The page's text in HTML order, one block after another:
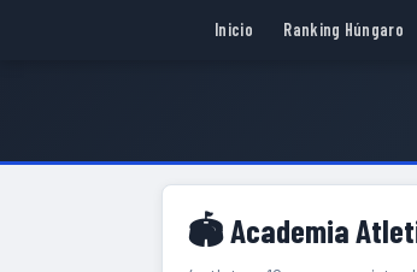
Inicio Ranking Húngaro
🏟 Academia